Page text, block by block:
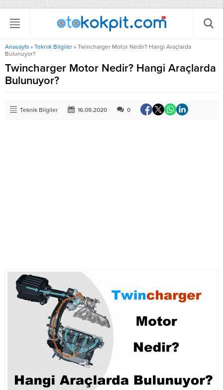
Anasayfa » Teknik Bilgiler » Twincharger Motor Nedir? Hangi Araçlarda
Bulunuyor?
Twincharger Motor Nedir? Hangi Araçlarda
Bulunuyor?
Teknik Bilgiler 16.09.2020 0